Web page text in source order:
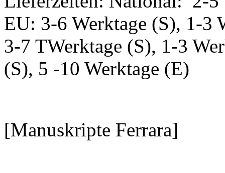
EU: 3-6 Werktage (S), 1-3
3-7 TWerktage (S), 1-3
(S), 5 -10 Werktage (E)
[Manuskripte Ferrara]